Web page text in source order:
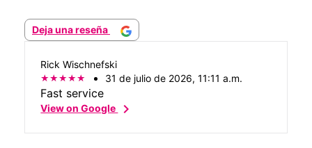
Deja una reseña
Rick Wischnefski
31 de julio de 2026, 11:11 a.m.
Fast service
View on Googlechevron_right